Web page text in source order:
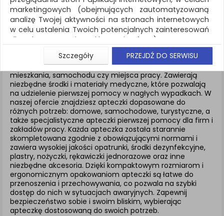
ZNALEZIONYCH PRODUKTÓW: 39
APTECZKI
Apteczki to podstawowy element wyposażenia dpmu,
mieszkania, samochodu czy miejsca pracy. Zawierają
niezbędne środki i materiały medyczne, które pozwalają
na udzielenie pierwszej pomocy w nagłych wypadkach. W
naszej ofercie znajdziesz apteczki dopasowane do
różnych potrzeb: domowe, samochodowe, turystyczne, a
także specjalistyczne apteczki pierwszej pomocy dla firm i
zakładów pracy. Każda apteczka została starannie
skompletowana zgodnie z obowiązującymi normami i
zawiera wysokiej jakości opatrunki, środki dezynfekcyjne,
plastry, nożyczki, rękawiczki jednorazowe oraz inne
niezbędne akcesoria. Dzięki kompaktowym rozmiarom i
ergonomicznym opakowaniom apteczki są łatwe do
przenoszenia i przechowywania, co pozwala na szybki
dostęp do nich w sytuacjach awaryjnych. Zapewnij
bezpieczeństwo sobie i swoim bliskim, wybierając
apteczkę dostosowaną do swoich potrzeb.
marketingowych (obejmujących zautomatyzowaną
analizę Twojej aktywności na stronach internetowych
w celu ustalenia Twoich potencjalnych zainteresowań
dla dostosowania reklamy i oferty), w tym na
umieszczanie tzw. cookies na Twoich urządzeniach i
ich odczytywanie, kliknij przycisk „Przejdź do serwisu”.
Jeśli nie chcesz wyrazić zgody lub ograniczyć jej
zakres, kliknij „Szczegóły”, gdzie znajdziesz wszelkie
informacje o tym jak to zrobić . Te same informacje
znajdziesz także na podstronie z naszą polityką
prywatności obowiązującą od 25 maja 2018.
W przypadku użytkowników zalogowanych, aby
umożliwić prawidłową realizację Umowy z Państwem i
związane z tym prawidłowe działanie naszej strony
www, a w szczególności np. wysłanie potwierdzenia
zamówienia na Państwa email lub wyświetlenie
Państwu prawidłowych informacji o promocjach czy
cenach indywidualnych, ważna jest Państwa
wcześniejsza zgoda której udzieliliście podczas
zakładania konta.
Szczegóły PRZEJDŹ DO SERWISU